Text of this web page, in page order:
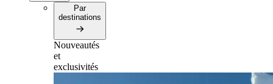
Par
destinations
Nouveautés
et
exclusivités